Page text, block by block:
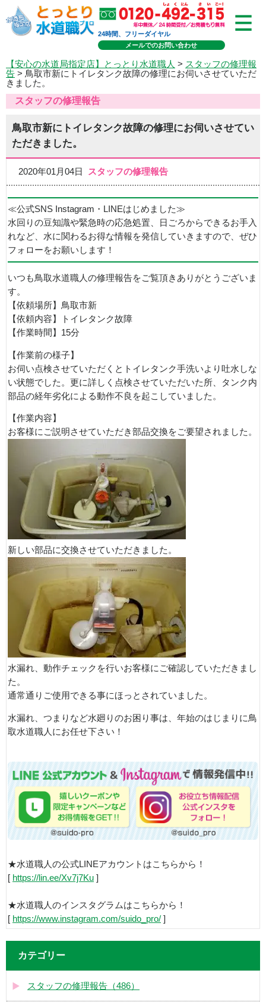
24時間、フリーダイヤル
メールでのお問い合わせ
【安心の水道局指定店】とっとり水道職人 > スタッフの修理報
告 > 鳥取市新にトイレタンク故障の修理にお伺いさせていただ
きました。
スタッフの修理報告
鳥取市新にトイレタンク故障の修理にお伺いさせてい
ただきました。
2020年01月04日 スタッフの修理報告
≪公式SNS Instagram・LINEはじめました≫
水回りの豆知識や緊急時の応急処置、日ごろからできるお手入
れなど、水に関わるお得な情報を発信していきますので、ぜひ
フォローをお願いします！
いつも鳥取水道職人の修理報告をご覧頂きありがとうございま
す。
【依頼場所】鳥取市新
【依頼内容】トイレタンク故障
【作業時間】15分
【作業前の様子】
お伺い点検させていただくとトイレタンク手洗いより吐水しな
い状態でした。更に詳しく点検させていただいた所、タンク内
部品の経年劣化による動作不良を起こしていました。
【作業内容】
お客様にご説明させていただき部品交換をご要望されました。
新しい部品に交換させていただきました。
水漏れ、動作チェックを行いお客様にご確認していただきまし
た。
通常通りご使用できる事にほっとされていました。
水漏れ、つまりなど水廻りのお困り事は、年始のはじまりに鳥
取水道職人にお任せ下さい！
★水道職人の公式LINEアカウントはこちらから！
[ https://lin.ee/Xv7j7Ku ]
★水道職人のインスタグラムはこちらから！
[ https://www.instagram.com/suido_pro/ ]
カテゴリー
スタッフの修理報告（486）